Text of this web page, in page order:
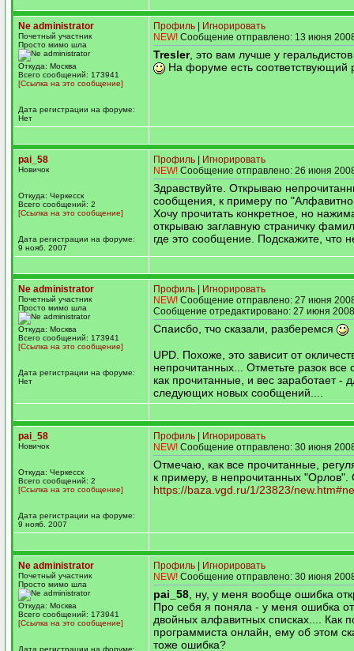
Ne administrator
Почетный участник
Просто мимо шла
Откуда: Москва
Всего сообщений: 173941
[Ссылка на это сообщение]
Дата регистрации на форуме:
Нет
Профиль
Игнорировать
NEW! Сообщение отправлено: 13 июня
Tresler, это вам лучше у
На форуме есть соответствующий
pai_58
Новичок
Откуда: Черкесск
Всего сообщений: 2
[Ссылка на это сообщение]
Дата регистрации на форуме:
9 нояб. 2007
Профиль
Игнорировать
NEW! Сообщение отправлено: 26 июня
Здравствуйте. Открываю
сообщения, к примеру по
Хочу прочитать конкретное, но
открываю заглавную страничку
где это сообщение. Подскажите, что
Ne administrator
Почетный участник
Просто мимо шла
Откуда: Москва
Всего сообщений: 173941
[Ссылка на это сообщение]
Дата регистрации на форуме:
Нет
Профиль
Игнорировать
NEW! Сообщение отправлено: 27 июня
Сообщение отредактировано: 27 июня
Спаисбо, тчо сказали, разберемся
UPD. Похоже, это зависит от
непрочитанных... Отметьте разок
как прочитанные, и вес заработает -
следующих новых сообщений....
pai_58
Новичок
Откуда: Черкесск
Всего сообщений: 2
[Ссылка на это сообщение]
Дата регистрации на форуме:
9 нояб. 2007
Профиль
Игнорировать
NEW! Сообщение отправлено: 30 июня
Отмечаю, как все прочитанные,
к примеру, в непрочитанных "Орлов".
https://baza.vgd.ru/1/23823/
Ne administrator
Почетный участник
Просто мимо шла
Откуда: Москва
Всего сообщений: 173941
[Ссылка на это сообщение]
Дата регистрации на форуме:
Профиль
Игнорировать
NEW! Сообщение отправлено: 30 июня
pai_58 , ну, у меня вообще ошибка
Про себя я поняла - у меня ошибка
двойных алфавитных списках.... Как
программиста онлайн, ему об этом
тоже ошибка?